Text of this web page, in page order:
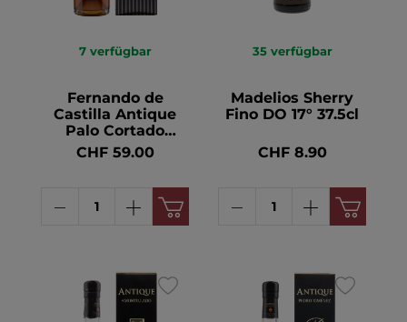
7 verfügbar
Fernando de
Castilla Antique
Palo Cortado
Sherry 20° 50cl
CHF 59.00
35 verfügbar
Madelios Sherry
Fino DO 17° 37.5cl
CHF 8.90